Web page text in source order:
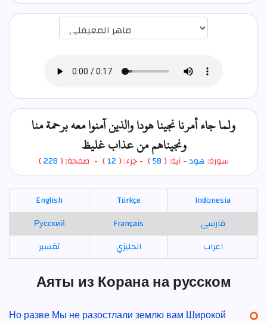
اختيار قارئ الآية
ولما جاء أمرنا نجينا هودا والذين آمنوا معه برحمة منا
ونجيناهم من عذاب غليظ
سورة:هود - آية: ( 58
) - جزء: ( 12) - صفحة: ( 228
)
English Türkçe
Indonesia
Русский
Français
فارسی
تفسير
انجليزي اعراب
Аяты из Корана на русском
Но разве Мы не разостлали землю вам Широкой